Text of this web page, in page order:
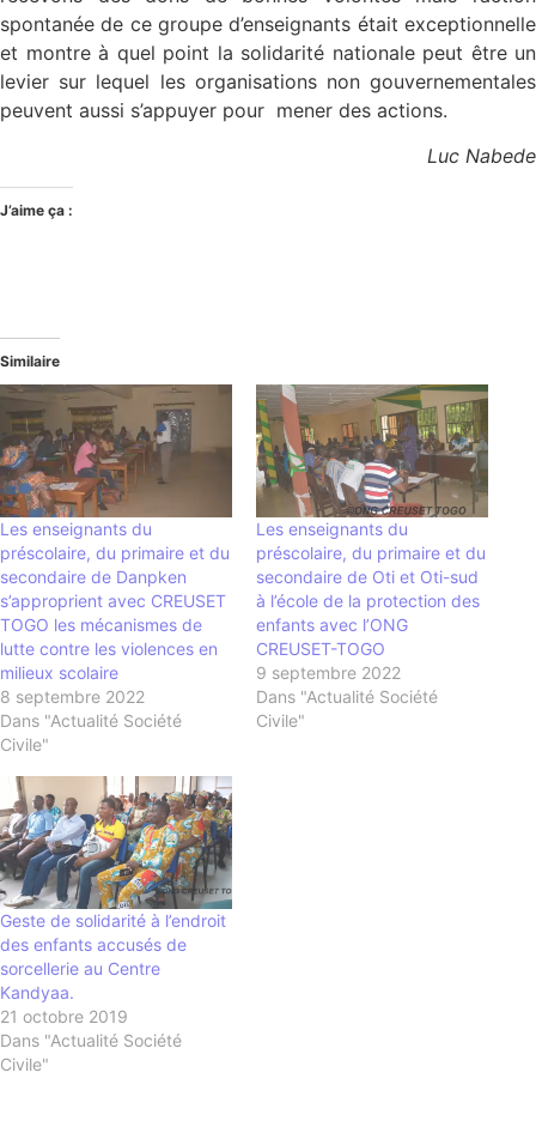
spontanée de ce groupe d’enseignants était exceptionnelle
et montre à quel point la solidarité nationale peut être un
levier sur lequel les organisations non gouvernementales
peuvent aussi s’appuyer pour mener des actions.
Luc Nabede
J’aime ça :
Similaire
Les enseignants du
préscolaire, du primaire et du
secondaire de Danpken
s’approprient avec CREUSET
TOGO les mécanismes de
lutte contre les violences en
milieux scolaire
8 septembre 2022
Dans "Actualité Société
Civile"
Les enseignants du
préscolaire, du primaire et du
secondaire de Oti et Oti-sud
à l’école de la protection des
enfants avec l’ONG
CREUSET-TOGO
9 septembre 2022
Dans "Actualité Société
Civile"
Geste de solidarité à l’endroit
des enfants accusés de
sorcellerie au Centre
Kandyaa.
21 octobre 2019
Dans "Actualité Société
Civile"